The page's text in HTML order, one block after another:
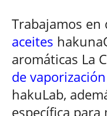
Trabajamos
aceites
aromáticas La
de vaporización
hakuLab,
específica para